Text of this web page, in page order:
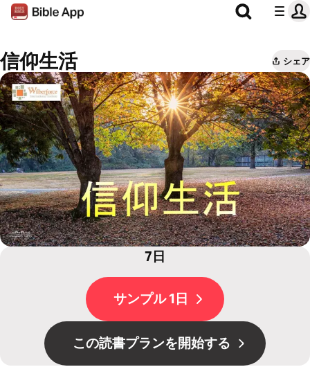
信仰生活 シェア
7日
サンプル 1日
この読書プランを開始する